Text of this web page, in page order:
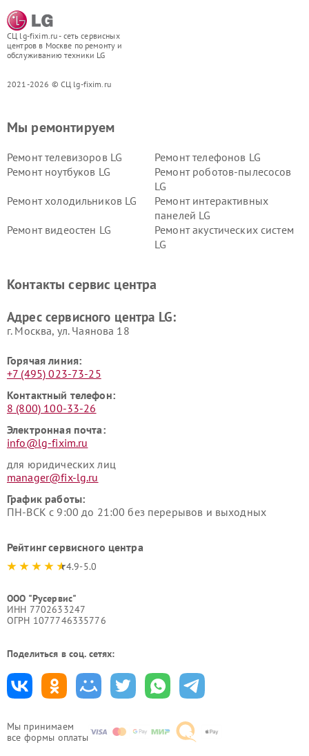
СЦ lg-fixim.ru - сеть сервисных
центров в Москве по ремонту и
обслуживанию техники LG
2021-2026 © СЦ lg-fixim.ru
Мы принимаем
все формы оплаты
Мы ремонтируем
Ремонт телевизоров LG
Ремонт телефонов LG
Ремонт ноутбуков LG
Ремонт роботов-пылесосов
LG
Ремонт холодильников LG
Ремонт интерактивных
панелей LG
Ремонт видеостен LG
Ремонт акустических систем
LG
Ремонт морозильных камер
Ремонт вертикальных
Контакты сервис центра
Адрес сервисного центра LG:
г. Москва, ул. Чаянова 18
Горячая линия:
+7 (495) 023-73-25
Контактный телефон:
8 (800) 100-33-26
Электронная почта:
info@lg-fixim.ru
для юридических лиц
manager@fix-lg.ru
График работы:
ПН-ВСК с 9:00 до 21:00 без перерывов и выходных
Рейтинг сервисного центра
4.9-5.0
ООО "Русервис"
ИНН 7702633247
ОГРН 1077746335776
Поделиться в соц. сетях: